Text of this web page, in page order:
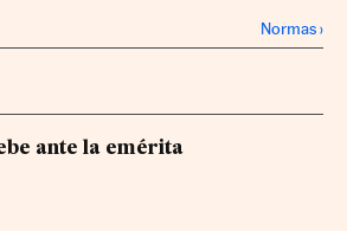
Normas›
ante la emérita